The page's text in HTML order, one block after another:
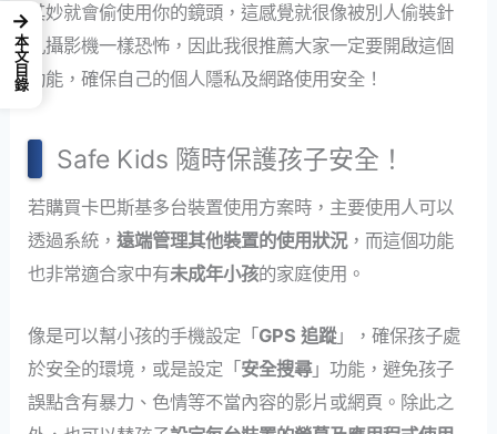
其妙就會偷使用你的鏡頭，這感覺就很像被別人偷裝針
孔攝影機一樣恐怖，因此我很推薦大家一定要開啟這個
功能，確保自己的個人隱私及網路使用安全！
Safe Kids 隨時保護孩子安全！
若購買卡巴斯基多台裝置使用方案時，主要使用人可以
透過系統，遠端管理其他裝置的使用狀況，而這個功能
也非常適合家中有未成年小孩的家庭使用。
像是可以幫小孩的手機設定「GPS 追蹤」，確保孩子處
於安全的環境，或是設定「安全搜尋」功能，避免孩子
誤點含有暴力、色情等不當內容的影片或網頁。除此之
→
本文目錄